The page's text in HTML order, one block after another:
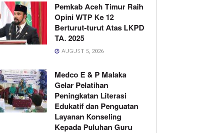
Pemkab Aceh Timur Raih
Opini WTP Ke 12
Berturut-turut Atas LKPD
TA. 2025
AUGUST 5, 2026
Medco E & P Malaka
Gelar Pelatihan
Peningkatan Literasi
Edukatif dan Penguatan
Layanan Konseling
Kepada Puluhan Guru